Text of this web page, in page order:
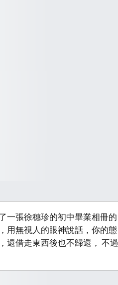
一張徐穗珍的初中畢業相冊的
用無視人的眼神說話，你的態
還借走東西後也不歸還， 不過